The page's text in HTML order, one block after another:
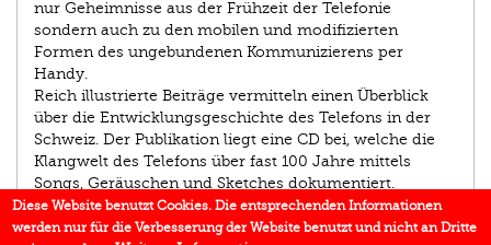
nur Geheimnisse aus der Frühzeit der Telefonie
sondern auch zu den mobilen und modifizierten
Formen des ungebundenen Kommunizierens per
Handy.
Reich illustrierte Beiträge vermitteln einen Überblick
über die Entwicklungsgeschichte des Telefons in der
Schweiz. Der Publikation liegt eine CD bei, welche die
Klangwelt des Telefons über fast 100 Jahre mittels
Songs, Geräuschen und Sketches dokumentiert.
Diese Website benutzt Cookies. Die entsprechenden Informationen
werden nur für die Verbesserung der Website benutzt und nicht an Dritte